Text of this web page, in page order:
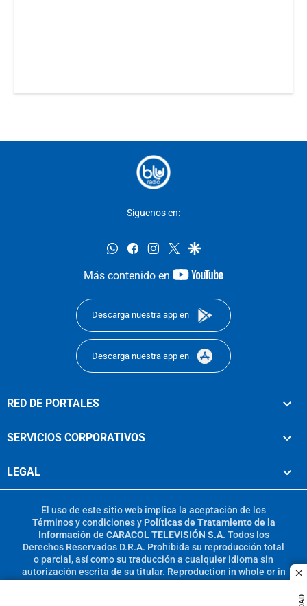
Síguenos en:
whatsappfacebookinstagram
twittergoogle
Más contenido en
youtube-
Descarga nuestra app en
Descarga nuestra app en
RED DE PORTALES
SERVICIOS CORPORATIVOS
LEGAL
El uso de este sitio web implica la aceptación de los
Términos y condicionesy Políticas de Tratamiento de la
Información de CARACOL TELEVISIÓN S.A. Todos los
Derechos Reservados D.R.A. Prohibida su reproducción total
o parcial, así como su traducción a cualquier idioma sin
autorización escrita de su titular. Reproduction in whole or in